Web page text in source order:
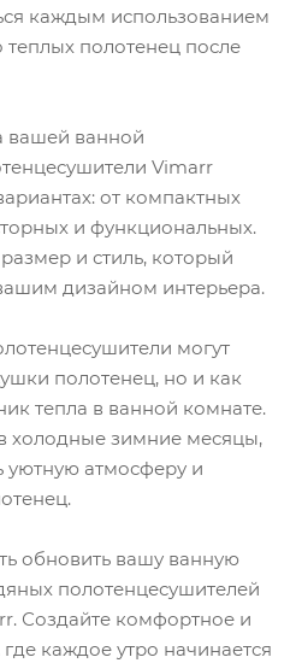
каждым использованием
теплых полотенец после
вашей ванной
Vimarr
от компактных
и функциональных.
и стиль, который
дизайном интерьера.
могут
полотенец, но и как
тепла в ванной комнате.
холодные зимние месяцы,
уютную атмосферу и
обновить вашу ванную
полотенцесушителей
Создайте комфортное и
каждое утро начинается